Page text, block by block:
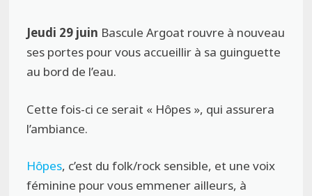
Jeudi 29 juin Bascule Argoat rouvre à nouveau
ses portes pour vous accueillir à sa guinguette
au bord de l’eau.
Cette fois-ci ce serait « Hôpes », qui assurera
l’ambiance.
Hôpes, c’est du folk/rock sensible, et une voix
féminine pour vous emmener ailleurs, à